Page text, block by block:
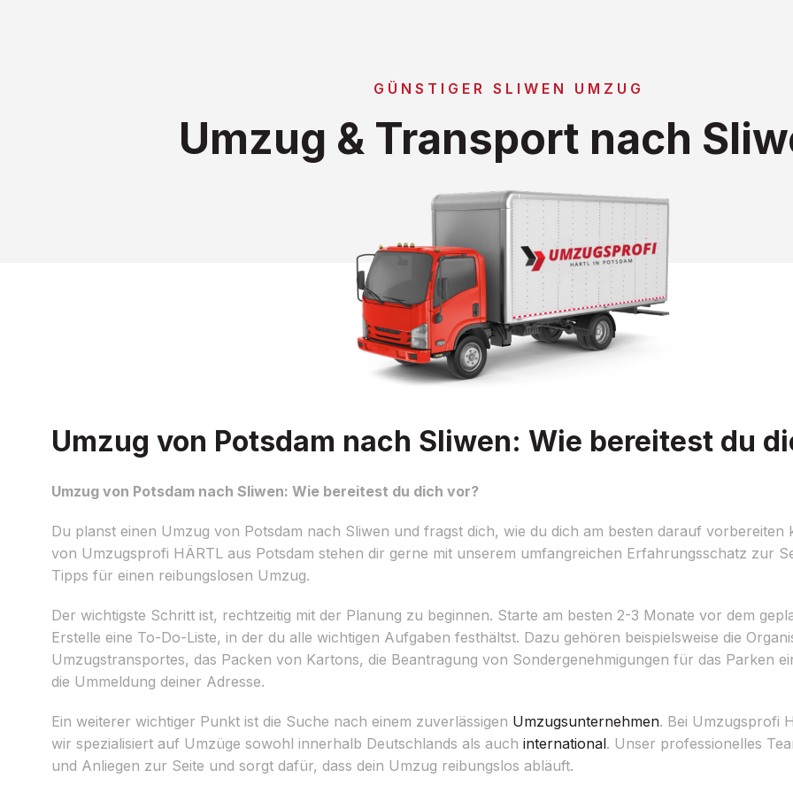
GÜNSTIGER SLIWEN UMZUG
Umzug & Transport nach
Umzug von Potsdam nach Sliwen: Wie bereitest du
Umzug von Potsdam nach Sliwen: Wie bereitest du dich vor?
Du planst einen Umzug von Potsdam nach Sliwen und fragst dich, wie du dich am besten darauf vorbereiten
von Umzugsprofi HÄRTL aus Potsdam stehen dir gerne mit unserem umfangreichen Erfahrungsschatz zur
Tipps für einen reibungslosen Umzug.
Der wichtigste Schritt ist, rechtzeitig mit der Planung zu beginnen. Starte am besten 2-3 Monate vor dem
Erstelle eine To-Do-Liste, in der du alle wichtigen Aufgaben festhältst. Dazu gehören beispielsweise die
Umzugstransportes, das Packen von Kartons, die Beantragung von Sondergenehmigungen für das Parken
die Ummeldung deiner Adresse.
Ein weiterer wichtiger Punkt ist die Suche nach einem zuverlässigen Umzugsunternehmen. Bei Umzugsprofi
wir spezialisiert auf Umzüge sowohl innerhalb Deutschlands als auch international. Unser professionelles
und Anliegen zur Seite und sorgt dafür, dass dein Umzug reibungslos abläuft.